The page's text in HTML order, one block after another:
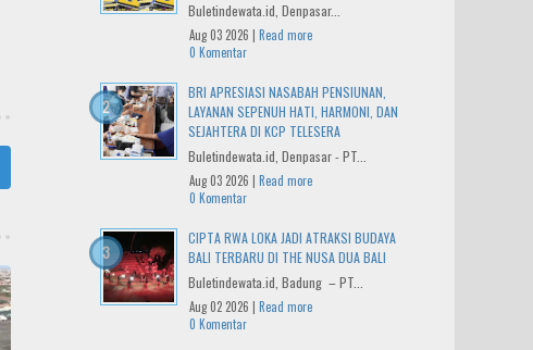
Buletindewata.id, Denpasar...
Aug 03 2026 | Read more
0 Komentar
BRI APRESIASI NASABAH PENSIUNAN,
LAYANAN SEPENUH HATI, HARMONI, DAN
SEJAHTERA DI KCP TELESERA
Buletindewata.id, Denpasar - PT...
Aug 03 2026 | Read more
0 Komentar
CIPTA RWA LOKA JADI ATRAKSI BUDAYA
BALI TERBARU DI THE NUSA DUA BALI
Buletindewata.id, Badung – PT...
Aug 02 2026 | Read more
0 Komentar